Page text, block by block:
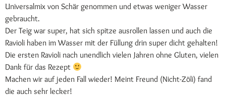
Universalmix von Schär genommen und etwas weniger Wasser
gebraucht.
Der Teig war super, hat sich spitze ausrollen lassen und auch die
Ravioli haben im Wasser mit der Füllung drin super dicht gehalten!
Die ersten Ravioli nach unendlich vielen Jahren ohne Gluten, vielen
Dank für das Rezept
Machen wir auf jeden Fall wieder! Meint Freund (Nicht-Zöli) fand
die auch sehr lecker!